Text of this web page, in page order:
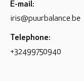
E-mail:
iris@puurbalance.be
Telephone:
+32499750940